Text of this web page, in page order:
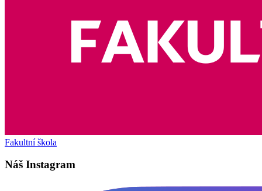
Fakultní škola
Náš Instagram